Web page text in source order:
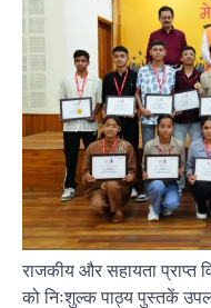
राजकीय और सहायता प्राप्त
को निःशुल्क पाठ्य पुस्तकें